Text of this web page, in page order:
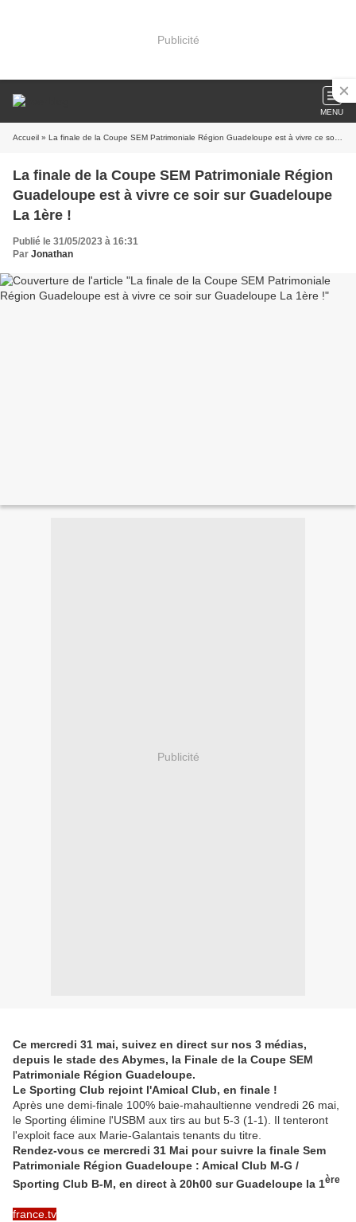
Publicité
MENU
Accueil » La finale de la Coupe SEM Patrimoniale Région Guadeloupe est à vivre ce soir sur Guadeloupe La 1ère !
La finale de la Coupe SEM Patrimoniale Région
Guadeloupe est à vivre ce soir sur Guadeloupe
La 1ère !
Publié le 31/05/2023 à 16:31
Par Jonathan
Publicité
Ce mercredi 31 mai, suivez en direct sur nos 3 médias,
depuis le stade des Abymes, la Finale de la Coupe SEM
Patrimoniale Région Guadeloupe.
Le Sporting Club rejoint l'Amical Club, en finale !
Après une demi-finale 100% baie-mahaultienne vendredi 26 mai,
le Sporting élimine l'USBM aux tirs au but 5-3 (1-1). Il tenteront
l'exploit face aux Marie-Galantais tenants du titre.
Rendez-vous ce mercredi 31 Mai pour suivre la finale Sem
Patrimoniale Région Guadeloupe : Amical Club M-G /
Sporting Club B-M, en direct à 20h00 sur Guadeloupe la 1ère
france.tv